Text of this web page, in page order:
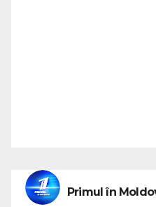
Primul în